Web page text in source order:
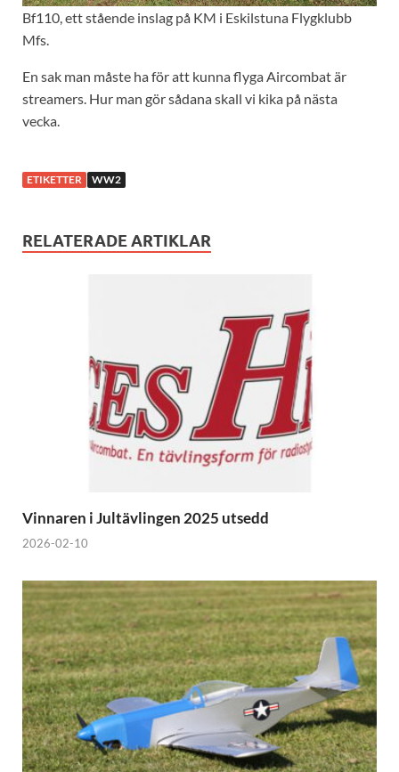
Bf110, ett stående inslag på KM i Eskilstuna Flygklubb
Mfs.
En sak man måste ha för att kunna flyga Aircombat är
streamers. Hur man gör sådana skall vi kika på nästa
vecka.
ETIKETTER WW2
RELATERADE ARTIKLAR
Vinnaren i Jultävlingen 2025 utsedd
2026-02-10